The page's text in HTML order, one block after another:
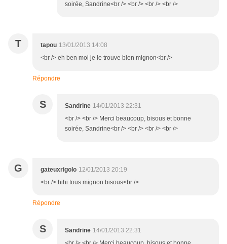
soirée, Sandrine<br /> <br /> <br /> <br />
T tapou 13/01/2013 14:08
<br /> eh ben moi je le trouve bien mignon<br />
Répondre
S Sandrine 14/01/2013 22:31
<br /> <br /> Merci beaucoup, bisous et bonne
soirée, Sandrine<br /> <br /> <br /> <br />
G gateuxrigolo 12/01/2013 20:19
<br /> hihi tous mignon bisous<br />
Répondre
S Sandrine 14/01/2013 22:31